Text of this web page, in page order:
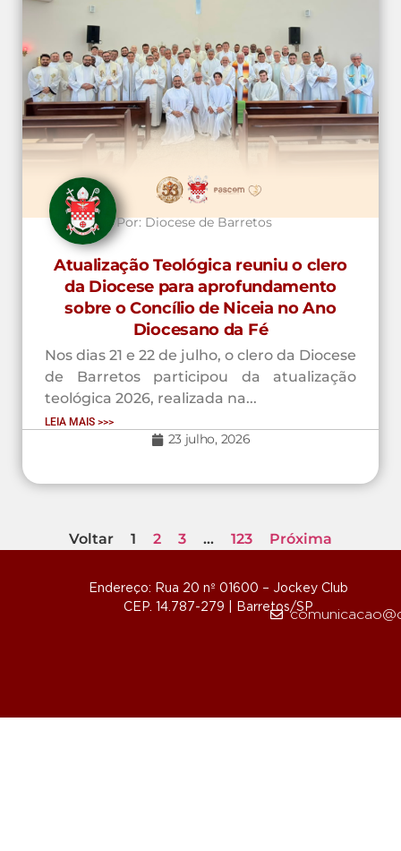
Por:Diocese de Barretos
Atualização Teológica reuniu o clero
da Diocese para aprofundamento
sobre o Concílio de Niceia no Ano
Diocesano da Fé
Nos dias 21 e 22 de julho, o clero da Diocese
de Barretos participou da atualização
teológica 2026, realizada na...
LEIA MAIS >>>
23 julho, 2026
Voltar 1 2 3 … 123 Próxima
Endereço: Rua 20 nº 01600 – Jockey Club
CEP. 14.787-279 | Barretos/SP